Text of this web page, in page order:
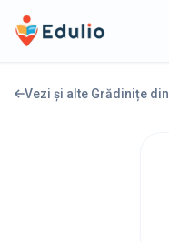
Edulio
Vezi și alte Grădinițe din